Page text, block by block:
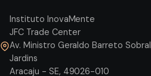
Instituto InovaMente
JFC Trade Center
Av. Ministro Geraldo Barreto
Jardins
Aracaju - SE, 49026-010